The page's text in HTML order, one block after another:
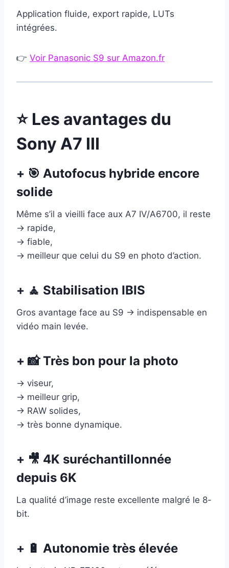
Application fluide, export rapide, LUTs
intégrées.
👉 Voir Panasonic S9 sur Amazon.fr
⭐ Les avantages du
Sony A7 III
+ 🎯 Autofocus hybride encore
solide
Même s’il a vieilli face aux A7 IV/A6700, il reste
→ rapide,
→ fiable,
→ meilleur que celui du S9 en photo d’action.
+ 🧘 Stabilisation IBIS
Gros avantage face au S9 → indispensable en
vidéo main levée.
+ 📸 Très bon pour la photo
→ viseur,
→ meilleur grip,
→ RAW solides,
→ très bonne dynamique.
+ 🎥 4K suréchantillonnée
depuis 6K
La qualité d’image reste excellente malgré le 8-
bit.
+ 🔋 Autonomie très élevée